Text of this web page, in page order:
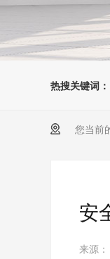
热搜关键词：
您当前
安
来源：